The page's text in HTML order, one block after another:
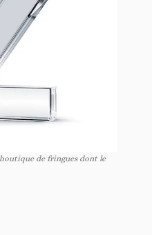
de fringues dont le